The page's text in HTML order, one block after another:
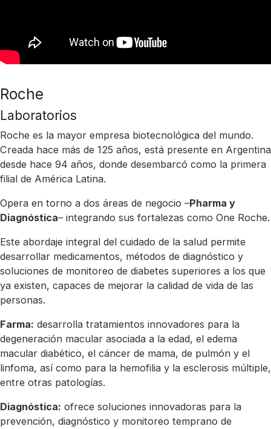
Roche
Laboratorios
Roche es la mayor empresa biotecnológica del mundo.
Creada hace más de 125 años, está presente en Argentina
desde hace 94 años, donde desembarcó como la primera
filial de América Latina.
Opera en torno a dos áreas de negocio –Pharma y
Diagnóstica– integrando sus fortalezas como One Roche.
Este abordaje integral del cuidado de la salud permite
desarrollar medicamentos, métodos de diagnóstico y
soluciones de monitoreo de diabetes superiores a los que
ya existen, capaces de mejorar la calidad de vida de las
personas.
Farma: desarrolla tratamientos innovadores para la
degeneración macular asociada a la edad, el edema
macular diabético, el cáncer de mama, de pulmón y el
linfoma, así como para la hemofilia y la esclerosis múltiple,
entre otras patologías.
Diagnóstica: ofrece soluciones innovadoras para la
prevención, diagnóstico y monitoreo temprano de